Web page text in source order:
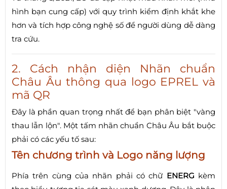
hình bạn cung cấp) với quy trình kiểm định khắt khe
hơn và tích hợp công nghệ số để người dùng dễ dàng
tra cứu.
2. Cách nhận diện Nhãn chuẩn
Châu Âu thông qua logo EPREL và
mã QR
Đây là phần quan trọng nhất để bạn phân biệt "vàng
thau lẫn lộn". Một tấm nhãn chuẩn Châu Âu bắt buộc
phải có các yếu tố sau:
Tên chương trình và Logo năng lượng
Phía trên cùng của nhãn phải có chữ ENERG kèm